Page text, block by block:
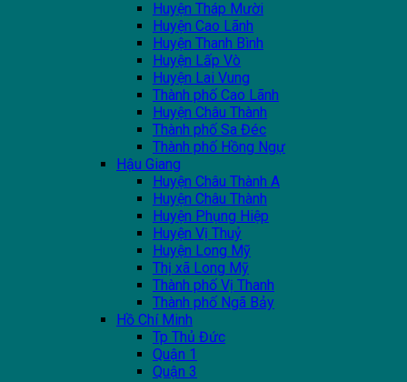
Huyện Tháp Mười
Huyện Cao Lãnh
Huyện Thanh Bình
Huyện Lấp Vò
Huyện Lai Vung
Thành phố Cao Lãnh
Huyện Châu Thành
Thành phố Sa Đéc
Thành phố Hồng Ngự
Hậu Giang
Huyện Châu Thành A
Huyện Châu Thành
Huyện Phụng Hiệp
Huyện Vị Thuỷ
Huyện Long Mỹ
Thị xã Long Mỹ
Thành phố Vị Thanh
Thành phố Ngã Bảy
Hồ Chí Minh
Tp Thủ Đức
Quận 1
Quận 3